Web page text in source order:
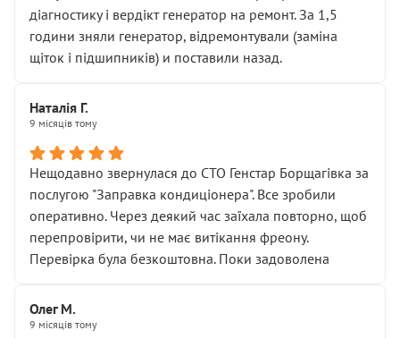
діагностику і вердікт генератор на ремонт. За 1,5
години зняли генератор, відремонтували (заміна
щіток і підшипників) и поставили назад.
Наталія Г.
9 місяців тому
Нещодавно звернулася до СТО Генстар Борщагівка за
послугою "Заправка кондиціонера". Все зробили
оперативно. Через деякий час заїхала повторно, щоб
перепровірити, чи не має витікання фреону.
Перевірка була безкоштовна. Поки задоволена
Олег М.
9 місяців тому